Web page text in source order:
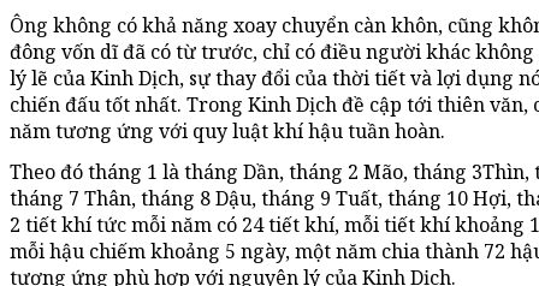
Ông không có khả năng xoay chuyển càn khôn, cũng
đông vốn dĩ đã có từ trước, chỉ có điều người khác
lý lẽ của Kinh Dịch, sự thay đổi của thời tiết và lợi dụng
chiến đấu tốt nhất. Trong Kinh Dịch đề cập tới thiên
năm tương ứng với quy luật khí hậu tuần hoàn.
Theo đó tháng 1 là tháng Dần, tháng 2 Mão, tháng
tháng 7 Thân, tháng 8 Dậu, tháng 9 Tuất, tháng 10 Hợi,
2 tiết khí tức mỗi năm có 24 tiết khí, mỗi tiết khí khoảng
mỗi hậu chiếm khoảng 5 ngày, một năm chia thành 72
tương ứng phù hợp với nguyên lý của Kinh Dịch.